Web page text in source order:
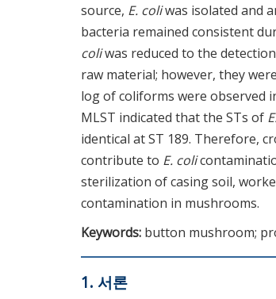
source, E. coliwas isolated and
bacteria remained consistent
coliwas reduced to the detection
raw material; however, they
log of coliforms were observed
MLST indicated that the STs of
identical at ST 189. Therefore,
contribute to E. coli
sterilization of casing soil,
contamination in mushrooms.
Keywords: button mushroom;
1. 서론